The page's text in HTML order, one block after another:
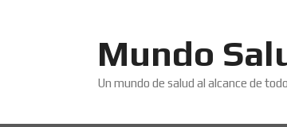
Mundo
Un mundo de salud al alcance de